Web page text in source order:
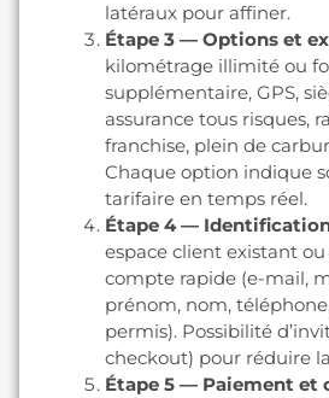
latéraux pour affiner.
Étape 3 — Options et
kilométrage illimité ou
supplémentaire, GPS,
assurance tous risques,
franchise, plein de
Chaque option indique
tarifaire en temps réel.
Étape 4 —
espace client existant
compte rapide (e-mail,
prénom, nom,
permis). Possibilité
checkout) pour réduire
Étape 5 — Paiement et